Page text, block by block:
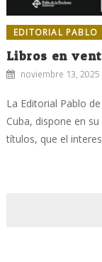
EDITORIAL PABLO
Libros en
noviembre 13, 2025
La Editorial Pablo
Cuba, dispone en
títulos, que el